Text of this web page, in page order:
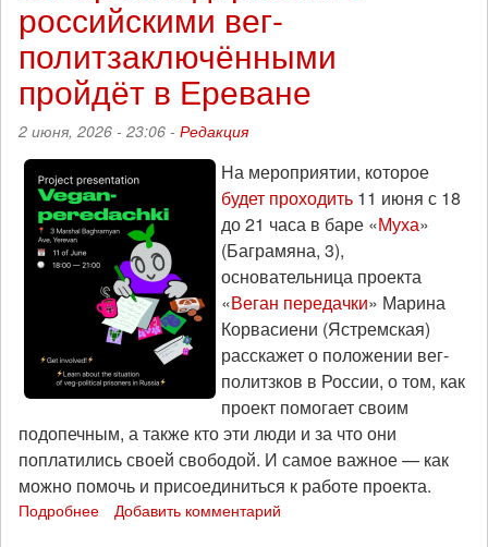
вечер
солидарности
с
российскими
вег-
политзаключёнными
российскими вег-
политзаключёнными
пройдёт в Ереване
2 июня, 2026 - 23:06 - Редакция
На мероприятии, которое
будет проходить 11 июня с 18
до 21 часа в баре «Муха»
(Баграмяна, 3),
основательница проекта
«Веган передачки» Марина
Корвасиени (Ястремская)
расскажет о положении вег-
политзков в России, о том, как
проект помогает своим
подопечным, а также кто эти люди и за что они
поплатились своей свободой. И самое важное — как
можно помочь и присоединиться к работе проекта.
Подробнее Добавить комментарий